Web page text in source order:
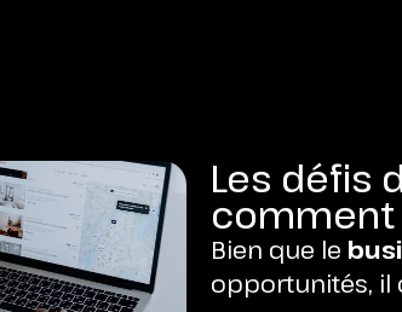
Les défis
Bien que le
opportunités, il